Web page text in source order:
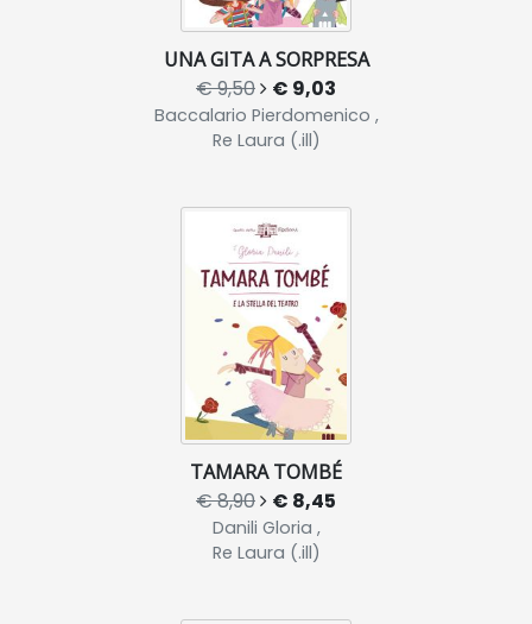
UNA GITA A SORPRESA
€ 9,50 € 9,03
Baccalario Pierdomenico ,
Re Laura (.ill)
TAMARA TOMBÉ
€ 8,90 € 8,45
Danili Gloria ,
Re Laura (.ill)